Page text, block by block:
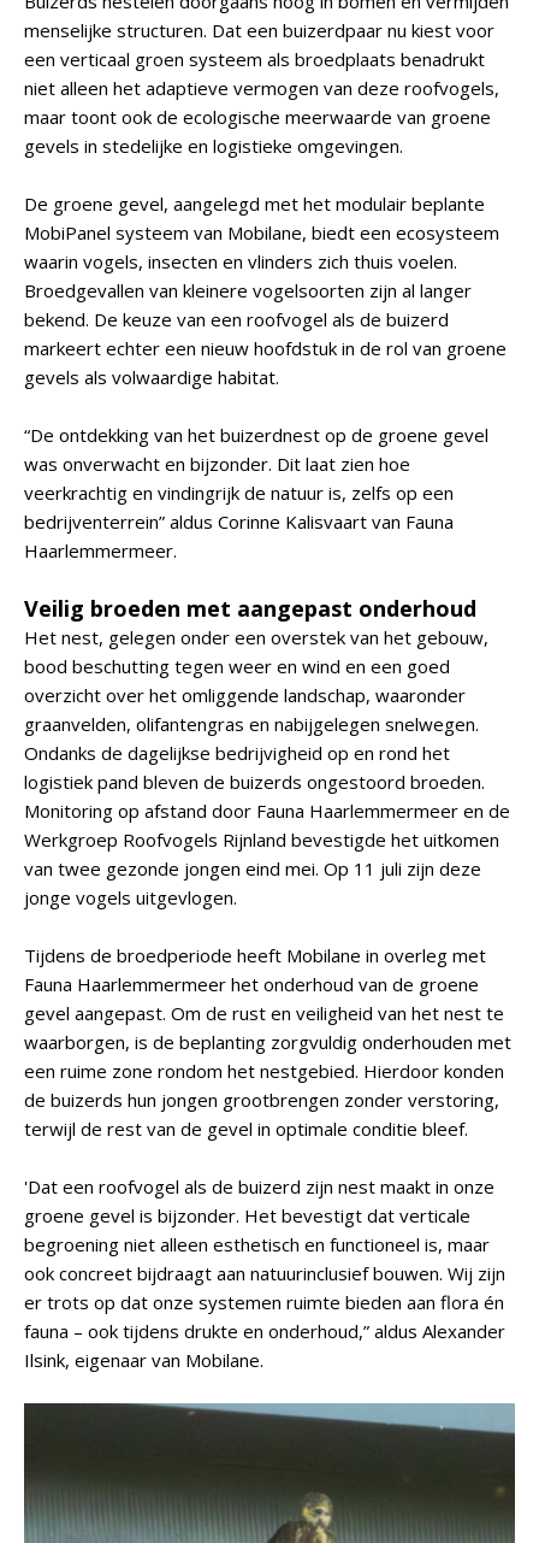
menselijke structuren. Dat een buizerdpaar nu kiest voor
een verticaal groen systeem als broedplaats benadrukt
niet alleen het adaptieve vermogen van deze roofvogels,
maar toont ook de ecologische meerwaarde van groene
gevels in stedelijke en logistieke omgevingen.
De groene gevel, aangelegd met het modulair beplante
MobiPanel systeem van Mobilane, biedt een ecosysteem
waarin vogels, insecten en vlinders zich thuis voelen.
Broedgevallen van kleinere vogelsoorten zijn al langer
bekend. De keuze van een roofvogel als de buizerd
markeert echter een nieuw hoofdstuk in de rol van groene
gevels als volwaardige habitat.
“De ontdekking van het buizerdnest op de groene gevel
was onverwacht en bijzonder. Dit laat zien hoe
veerkrachtig en vindingrijk de natuur is, zelfs op een
bedrijventerrein” aldus Corinne Kalisvaart van Fauna
Haarlemmermeer.
Veilig broeden met aangepast onderhoud
Het nest, gelegen onder een overstek van het gebouw,
bood beschutting tegen weer en wind en een goed
overzicht over het omliggende landschap, waaronder
graanvelden, olifantengras en nabijgelegen snelwegen.
Ondanks de dagelijkse bedrijvigheid op en rond het
logistiek pand bleven de buizerds ongestoord broeden.
Monitoring op afstand door Fauna Haarlemmermeer en de
Werkgroep Roofvogels Rijnland bevestigde het uitkomen
van twee gezonde jongen eind mei. Op 11 juli zijn deze
jonge vogels uitgevlogen.
Tijdens de broedperiode heeft Mobilane in overleg met
Fauna Haarlemmermeer het onderhoud van de groene
gevel aangepast. Om de rust en veiligheid van het nest te
waarborgen, is de beplanting zorgvuldig onderhouden met
een ruime zone rondom het nestgebied. Hierdoor konden
de buizerds hun jongen grootbrengen zonder verstoring,
terwijl de rest van de gevel in optimale conditie bleef.
'Dat een roofvogel als de buizerd zijn nest maakt in onze
groene gevel is bijzonder. Het bevestigt dat verticale
begroening niet alleen esthetisch en functioneel is, maar
ook concreet bijdraagt aan natuurinclusief bouwen. Wij zijn
er trots op dat onze systemen ruimte bieden aan flora én
fauna – ook tijdens drukte en onderhoud,” aldus Alexander
Ilsink, eigenaar van Mobilane.